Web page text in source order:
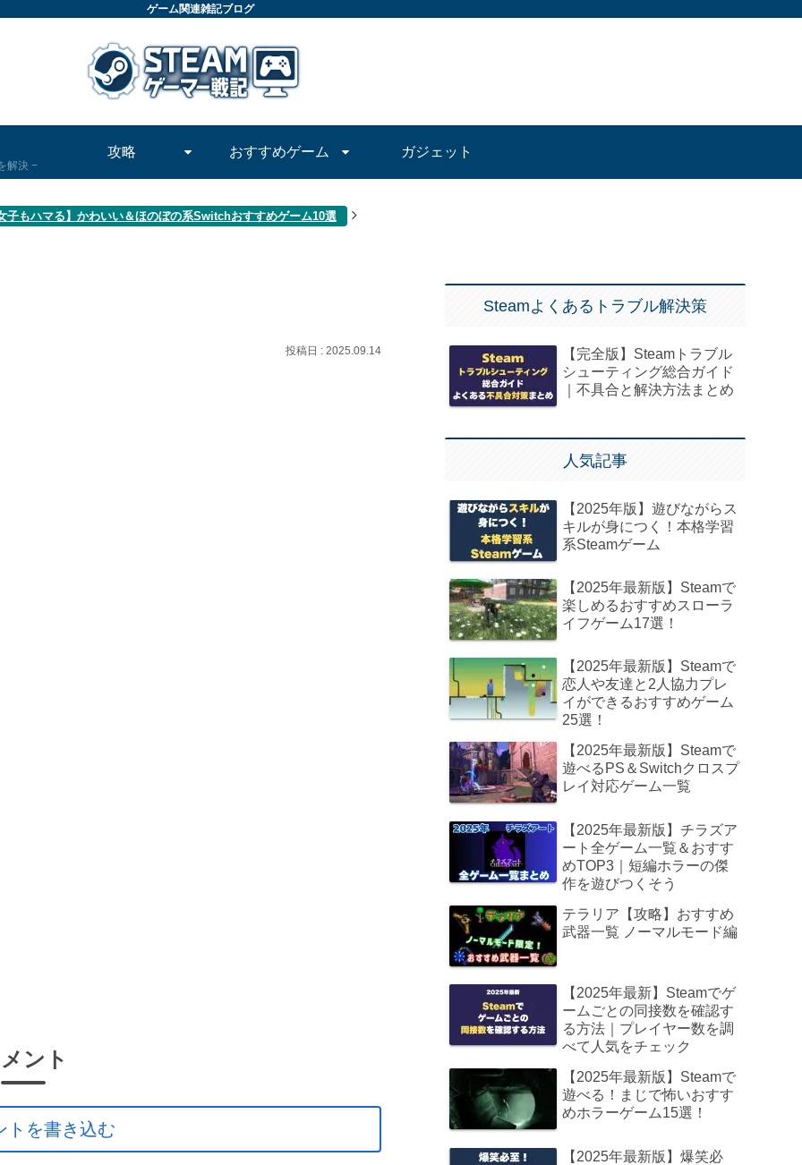
ゲーム関連雑記ブログ
解決
攻略 おすすめゲーム ガジェット
子もハマる】かわいい＆ほのぼの系Switchおすすめゲーム10選
2025.09.14
ント
トを書き込む
Steamよくあるトラブル解決策
【完全版】Steamトラブル
シューティング総合ガイド
｜不具合と解決方法まとめ
人気記事
【2025年版】遊びながらス
キルが身につく！本格学習
系Steamゲーム
【2025年最新版】Steamで
楽しめるおすすめスローラ
イフゲーム17選！
【2025年最新版】Steamで
恋人や友達と2人協力プレ
イができるおすすめゲーム
25選！
【2025年最新版】Steamで
遊べるPS＆Switchクロスプ
レイ対応ゲーム一覧
【2025年最新版】チラズア
ート全ゲーム一覧＆おすす
めTOP3｜短編ホラーの傑
作を遊びつくそう
テラリア【攻略】おすすめ
武器一覧 ノーマルモード編
【2025年最新】Steamでゲ
ームごとの同接数を確認す
る方法｜プレイヤー数を調
べて人気をチェック
【2025年最新版】Steamで
遊べる！まじで怖いおすす
めホラーゲーム15選！
【2025年最新版】爆笑必